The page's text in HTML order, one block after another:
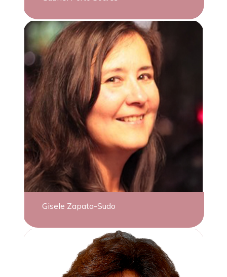
Gisele Zapata-Sudo